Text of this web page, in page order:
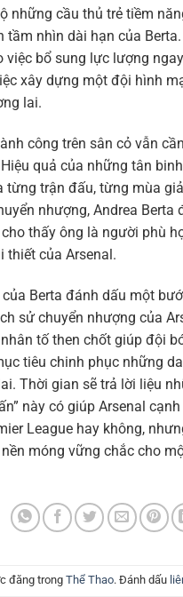
những cầu thủ trẻ tiềm
tầm nhìn dài hạn của
việc bổ sung lực lượng
xây dựng một đội hình
lai.
công trên sân cỏ vẫn
quả của những tân
từng trận đấu, từng mùa
nhượng, Andrea Berta
thấy ông là người phù
thiết của Arsenal.
Berta đánh dấu một
sử chuyển nhượng của
tố then chốt giúp đội
tiêu chinh phục những
Thời gian sẽ trả lời liệu
này có giúp Arsenal
League hay không,
móng vững chắc cho
đăng trong Thể Thao. Đánh dấu